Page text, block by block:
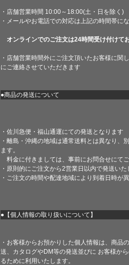
・店舗営業時間 10:00～18:00(土・日を除く)
・メールやお電話での対応は上記の時間帯に
オンラインでのご注文は24時間受け付けて
・店舗営業時間外にご注文頂いたお客様に関
にご連絡させていただきます
●商品の発送について
・佐川急便・福山通運にての発送となります
・離島・沖縄の地域は通常送料とは異なり、
ます。
料金に付きましては、事前にお問合せにてご
・原則的にご注文から2営業日以内で発送いた
・ご注文の時間や配達地域により到着日時が
●【個人情報の取り扱いについて】
・お客様からお預かりした個人情報は、商品
送、カタログやDM等の発送並びに お客様か
るために利用いたします。